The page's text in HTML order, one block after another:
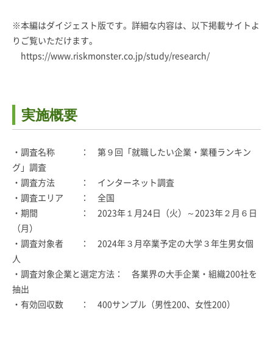
※本編はダイジェスト版です。詳細な内容は、以下掲載サイトよ
りご覧いただけます。
https://www.riskmonster.co.jp/study/research/
実施概要
・調査名称 ： 第９回「就職したい企業・業種ランキン
グ」調査
・調査方法 ： インターネット調査
・調査エリア ： 全国
・期間 ： 2023年１月24日（火）～2023年２月６日
（月）
・調査対象者 ： 2024年３月卒業予定の大学３年生男女個
人
・調査対象企業と選定方法： 各業界の大手企業・組織200社を
抽出
・有効回収数 ： 400サンプル（男性200、女性200）